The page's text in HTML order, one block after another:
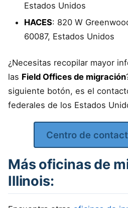
Estados Unidos
HACES: 820 W
60087, Estados Unidos
¿Necesitas recopilar mayor
las Field Offices de migración
siguiente botón, es el
federales de los Estados
Centro de
Más oficinas de
Illinois: